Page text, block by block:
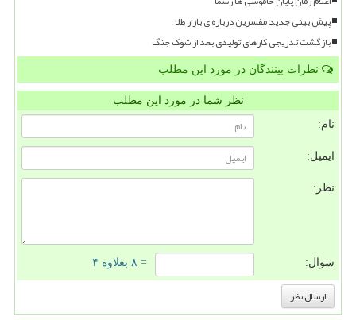
پیش بینی جدید مفسرین درباره ی بازار طلا
بازگشت تدریجی کارهای تولیدی بعد از شوک جنگ
نظرات بینندگان در مورد این مطلب
نظر شما در مورد این مطلب
نام:
ایمیل:
نظر:
سوال: = ۸ بعلاوه ۴